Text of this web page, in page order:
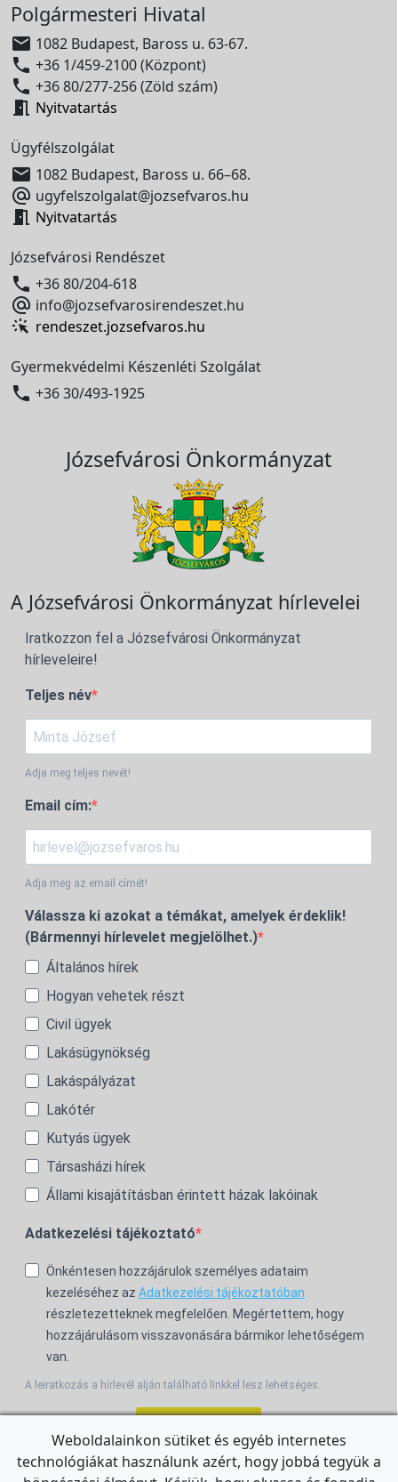
Polgármesteri Hivatal
 1082 Budapest, Baross u. 63-67.
 +36 1/459-2100 (Központ)
 +36 80/277-256 (Zöld szám)
 Nyitvatartás
Ügyfélszolgálat
 1082 Budapest, Baross u. 66–68.
 ugyfelszolgalat@jozsefvaros.hu
 Nyitvatartás
Józsefvárosi Rendészet
 +36 80/204-618
 info@jozsefvarosirendeszet.hu
rendeszet.jozsefvaros.hu
Gyermekvédelmi Készenléti Szolgálat
 +36 30/493-1925
Józsefvárosi Önkormányzat
A Józsefvárosi Önkormányzat hírlevelei
Iratkozzon fel a Józsefvárosi Önkormányzat
hírleveleire!
Teljes név
Adja meg teljes nevét!
Email cím:
Adja meg az email címét!
Válassza ki azokat a témákat, amelyek érdeklik!
(Bármennyi hírlevelet megjelölhet.)
Általános hírek
Hogyan vehetek részt
Civil ügyek
Lakásügynökség
Lakáspályázat
Lakótér
Kutyás ügyek
Társasházi hírek
Állami kisajátításban érintett házak lakóinak
Adatkezelési tájékoztató
Önkéntesen hozzájárulok személyes adataim
kezeléséhez az Adatkezelési tájékoztatóban
részletezetteknek megfelelően. Megértettem, hogy
hozzájárulásom visszavonására bármikor lehetőségem
van.
A leiratkozás a hírlevél alján található linkkel lesz lehetséges.
For the English Newsletter, clickHERE.
Weboldalainkon sütiket és egyéb internetes
technológiákat használunk azért, hogy jobbá tegyük a